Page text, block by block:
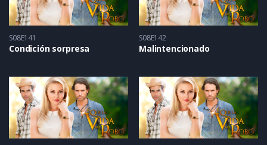
S08E141
Condición sorpresa
S08E142
Malintencionado